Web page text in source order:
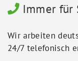
Immer für
Wir arbeiten
24/7 telefonisch